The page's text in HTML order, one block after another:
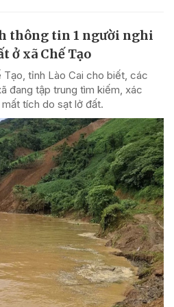
thông tin 1 người nghi
ở xã Chế Tạo
Tạo, tỉnh Lào Cai cho biết, các
đang tập trung tìm kiếm, xác
mất tích do sạt lở đất.